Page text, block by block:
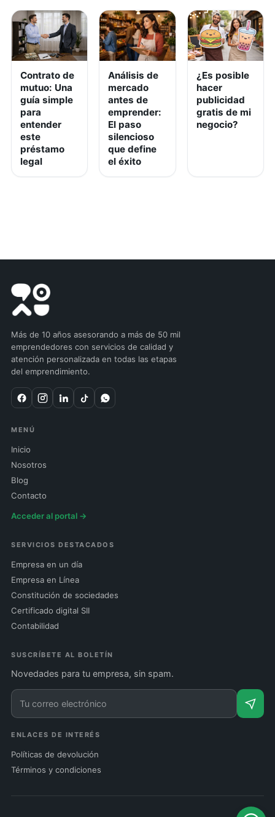
Contrato de
mutuo: Una
guía simple
para
entender
este
préstamo
legal
Análisis de
mercado
antes de
emprender:
El paso
silencioso
que define
el éxito
¿Es posible
hacer
publicidad
gratis de mi
negocio?
Más de 10 años asesorando a más de 50 mil
emprendedores con servicios de calidad y
atención personalizada en todas las etapas
del emprendimiento.
MENÚ
Inicio
Nosotros
Blog
Contacto
Acceder al portal →
SERVICIOS DESTACADOS
Empresa en un día
Empresa en Línea
Constitución de sociedades
Certificado digital SII
Contabilidad
SUSCRÍBETE AL BOLETÍN
Novedades para tu empresa, sin spam.
ENLACES DE INTERÉS
Políticas de devolución
Términos y condiciones